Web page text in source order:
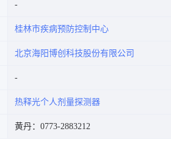
桂林市疾病预防控制中心
北京海阳博创科技股份有限公司
热释光个人剂量探测器
黄丹：0773-2883212